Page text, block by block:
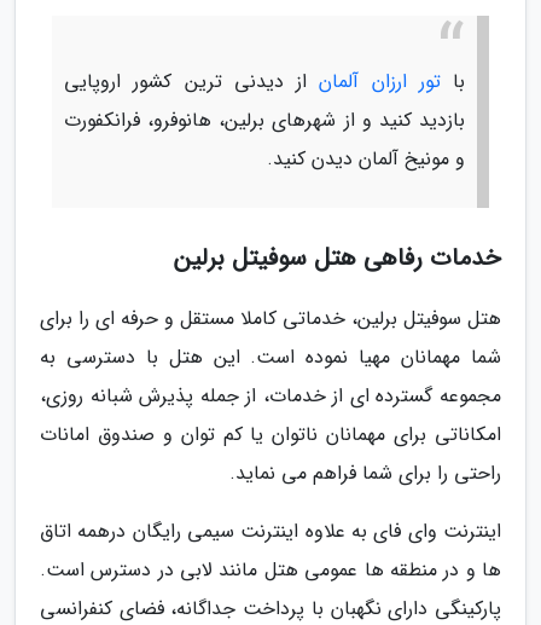
باتور ارزان آلماناز دیدنی ترین کشور اروپایی
بازدید کنید و از شهرهای برلین، هانوفرو، فرانکفورت
و مونیخ آلمان دیدن کنید.
خدمات رفاهی هتل سوفیتل برلین
هتل سوفیتل برلین، خدماتی کاملا مستقل و حرفه ای را برای
شما مهمانان مهیا نموده است. این هتل با دسترسی به
مجموعه گسترده ای از خدمات، از جمله پذیرش شبانه روزی،
امکاناتی برای مهمانان ناتوان یا کم توان و صندوق امانات
راحتی را برای شما فراهم می نماید.
اینترنت وای فای به علاوه اینترنت سیمی رایگان درهمه اتاق
ها و در منطقه ها عمومی هتل مانند لابی در دسترس است.
پارکینگی دارای نگهبان با پرداخت جداگانه، فضای کنفرانسی